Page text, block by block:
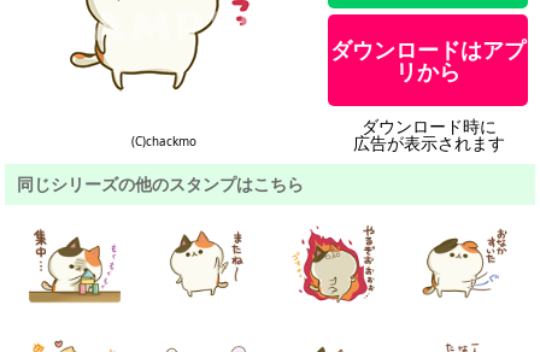
(C)chackmo
ダウンロードはアプ
リから
ダウンロード時に
広告が表示されます
同じシリーズの他のスタンプはこちら